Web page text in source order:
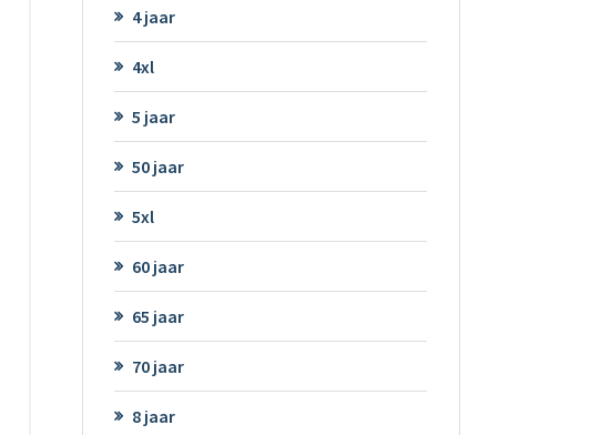
4 jaar
4xl
5 jaar
50 jaar
5xl
60 jaar
65 jaar
70 jaar
8 jaar